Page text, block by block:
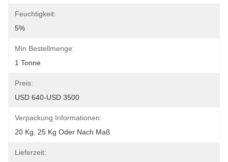
Feuchtigkeit:
5%
Min Bestellmenge:
1 Tonne
Preis:
USD 640-USD 3500
Verpackung Informationen:
20 Kg, 25 Kg Oder Nach Maß
Lieferzeit: